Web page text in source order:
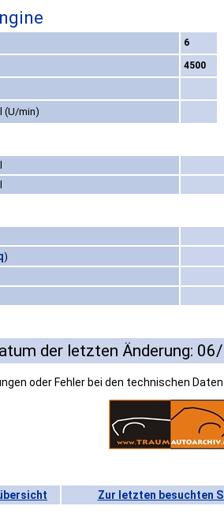
6
4500
(U/min)
)
der letzten Änderung:
oder Fehler bei den technischen
Zur letzten besuchten